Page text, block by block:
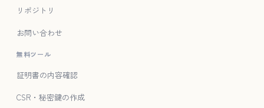
リポジトリ
お問い合わせ
無料ツール
証明書の内容確認
CSR・秘密鍵の作成